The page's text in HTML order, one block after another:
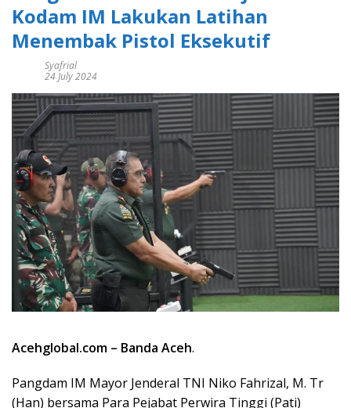
Kodam IM Lakukan Latihan
Menembak Pistol Eksekutif
Syafrial
24 July 2024
Acehglobal.com – Banda Aceh.
Pangdam IM Mayor Jenderal TNI Niko Fahrizal, M. Tr
(Han) bersama Para Pejabat Perwira Tinggi (Pati)